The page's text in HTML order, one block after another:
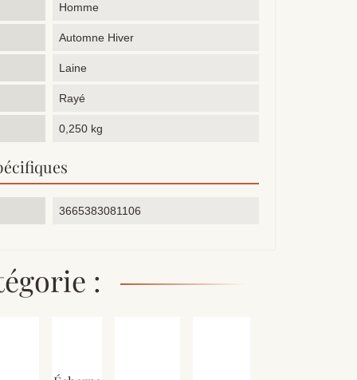
Homme
Automne Hiver
Laine
Rayé
0,250 kg
3665383081106
: